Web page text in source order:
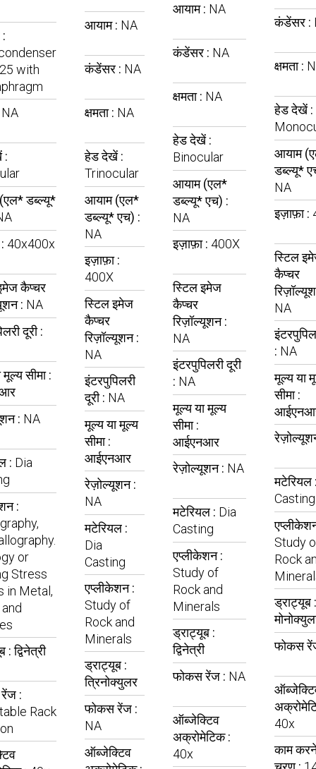
with
NA
:
डब्ल्यू*
40x400x
कैप्चर
: NA
दूरी :
सीमा :
: NA
: Dia
:
or
Stress
in Metal,
:द्विनेत्री
:
Rack
आयाम : NA
कंडेंसर : NA
क्षमता : NA
हेड देखें :
Trinocular
आयाम (एल*
डब्ल्यू* एच) :
NA
इज़ाफ़ा :
400X
स्टिल इमेज
कैप्चर
रिज़ॉल्यूशन :
NA
इंटरपुपिलरी
दूरी : NA
मूल्य या मूल्य
सीमा :
आईएनआर
रेज़ोल्यूशन :
NA
मटेरियल :
Dia
Casting
एप्लीकेशन :
Study of
Rock and
Minerals
ड्राट्यूब :
त्रिनोक्युलर
फोकस रेंज :
NA
ऑब्जेक्टिव
आयाम : NA
कंडेंसर : NA
क्षमता : NA
हेड देखें :
Binocular
आयाम (एल*
डब्ल्यू* एच) :
NA
इज़ाफ़ा : 400X
स्टिल इमेज
कैप्चर
रिज़ॉल्यूशन :
NA
इंटरपुपिलरी दूरी
: NA
मूल्य या मूल्य
सीमा :
आईएनआर
रेज़ोल्यूशन : NA
मटेरियल : Dia
Casting
एप्लीकेशन :
Study of
Rock and
Minerals
ड्राट्यूब :
द्विनेत्री
फोकस रेंज : NA
ऑब्जेक्टिव
अक्रोमेटिक :
40x
कंडेंसर :
क्षमता :
हेड देखें :
आयाम
डब्ल्यू*
NA
इज़ाफ़ा :
स्टिल
कैप्चर
NA
: NA
मूल्य या
सीमा :
मटेरियल
Casting
Study
Rock
ड्राट्यूब :
फोकस
40x
काम